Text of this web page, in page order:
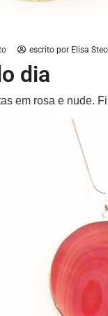
escrito por Elisa
dia
em rosa e nude.